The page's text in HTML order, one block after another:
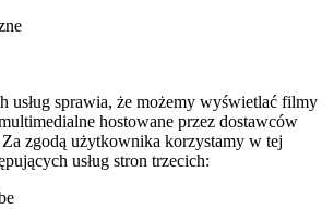
usług sprawia, że możemy wyświetlać filmy
hostowane przez dostawców
zgodą użytkownika korzystamy w tej
usług stron trzecich: